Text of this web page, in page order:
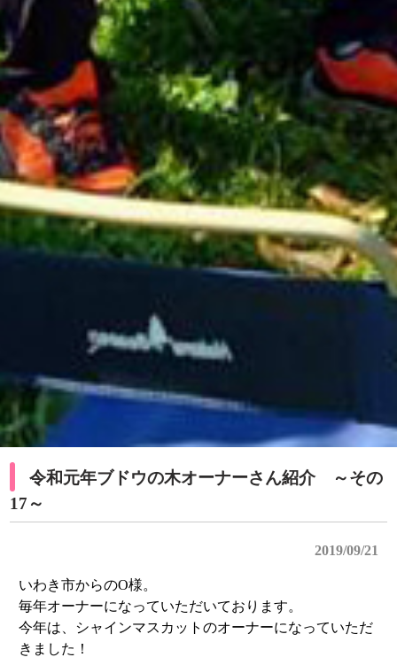
令和元年ブドウの木オーナーさん紹介 ～その
17～
2019/09/21
いわき市からのO様。
毎年オーナーになっていただいております。
今年は、シャインマスカットのオーナーになっていただ
きました！